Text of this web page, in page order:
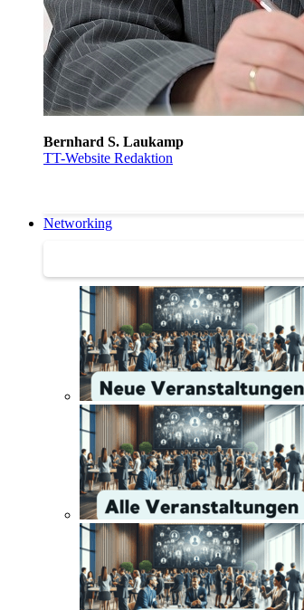
Bernhard S. Laukamp
TT-Website Redaktion
Networking